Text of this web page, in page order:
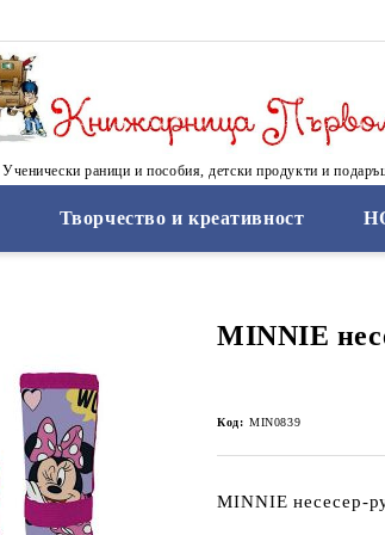
Ученически раници и пособия, детски продукти и
Творчество и креативност
MINNIE
Код: MIN0839
MINNIE несесер-